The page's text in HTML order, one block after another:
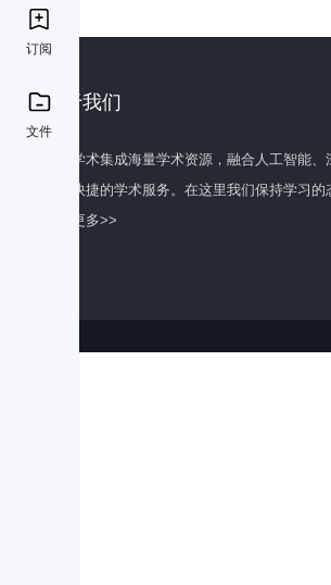
订阅
文件
关于我们
百度学术集成海量学术资源，融合人工智能
全面快捷的学术服务。在这里我们保持学习
了解更多>>